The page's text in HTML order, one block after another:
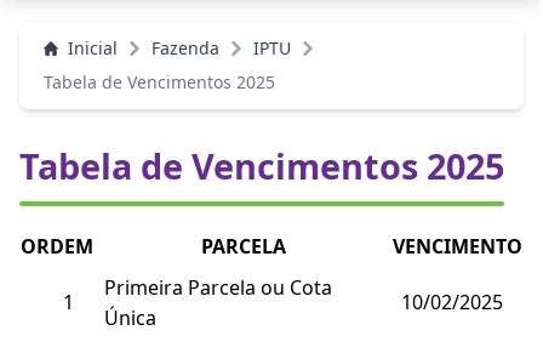
Inicial Fazenda
IPTU
Tabela de Vencimentos 2025
Tabela de Vencimentos 2025
ORDEM PARCELA VENCIMENTO
1
Primeira Parcela ou Cota
Única
10/02/2025